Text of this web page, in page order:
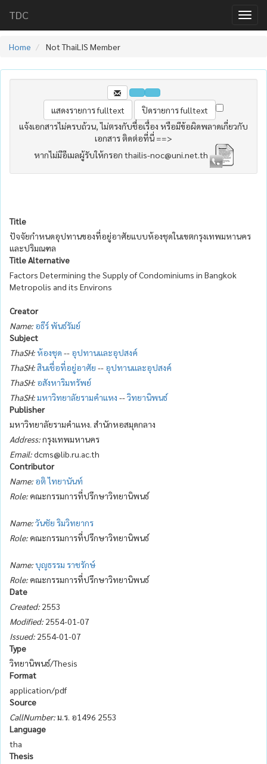
TDC
Home Not ThaiLIS Member
แจ้งเอกสารไม่ครบถ้วน, ไม่ตรงกับชื่อเรื่อง หรือมีข้อผิดพลาดเกี่ยวกับ
เอกสาร ติดต่อที่นี่ ==>
หากไม่มีอีเมลผู้รับให้กรอก thailis-noc@uni.net.th
Title
ปัจจัยกำหนดอุปทานของที่อยู่อาศัยแบบห้องชุดในเขตกรุงเทพมหานคร
และปริมณฑล
Title Alternative
Factors Determining the Supply of Condominiums in Bangkok
Metropolis and its Environs
Creator
Name: อธีร์ พันธ์รัมย์
Subject
ThaSH:ห้องชุด -- อุปทานและอุปสงค์
ThaSH:สินเชื่อที่อยู่อาศัย -- อุปทานและอุปสงค์
ThaSH: อสังหาริมทรัพย์
ThaSH:มหาวิทยาลัยรามคำแหง --วิทยานิพนธ์
Publisher
มหาวิทยาลัยรามคำแหง. สำนักหอสมุดกลาง
Address:กรุงเทพมหานคร
Email:dcms@lib.ru.ac.th
Contributor
Name: อติ ไทยานันท์
Role: คณะกรรมการที่ปรึกษาวิทยานิพนธ์
Name:วันชัย ริมวิทยากร
Role: คณะกรรมการที่ปรึกษาวิทยานิพนธ์
Name:บุญธรรม ราชรักษ์
Role: คณะกรรมการที่ปรึกษาวิทยานิพนธ์
Date
Created: 2553
Modified: 2554-01-07
Issued: 2554-01-07
Type
วิทยานิพนธ์/Thesis
Format
application/pdf
Source
CallNumber:ม.ร. อ1496 2553
Language
tha
Thesis